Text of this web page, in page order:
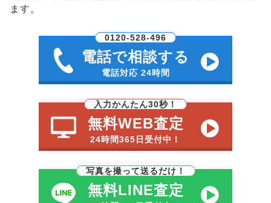
ます。
0120-528-496
電話で相談する
電話対応 24時間
入力かんたん30秒！
無料WEB査定
24時間365日受付中！
写真を撮って送るだけ！
無料LINE査定